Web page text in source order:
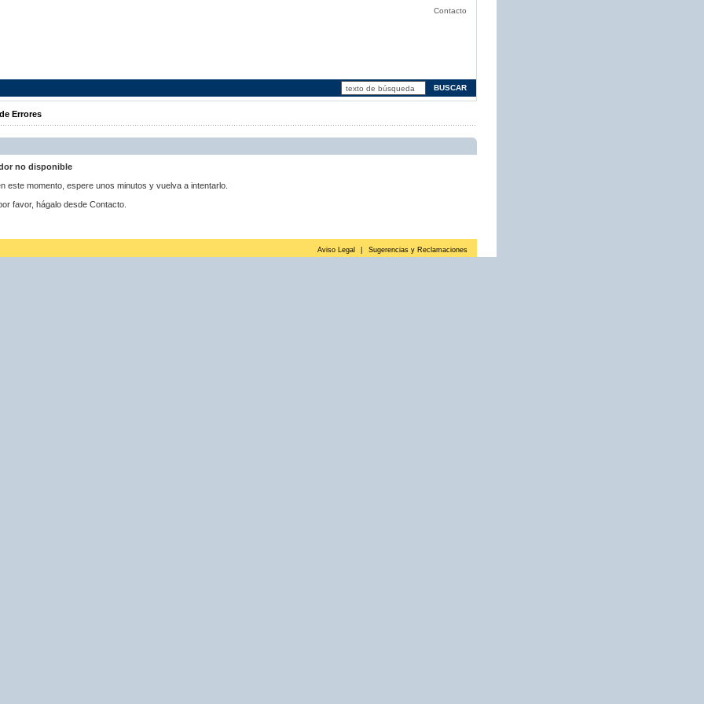
Contacto
Errores
no disponible
este momento, espere unos minutos y vuelva a intentarlo.
favor, hágalo desde Contacto.
Aviso Legal Sugerencias y Reclamaciones